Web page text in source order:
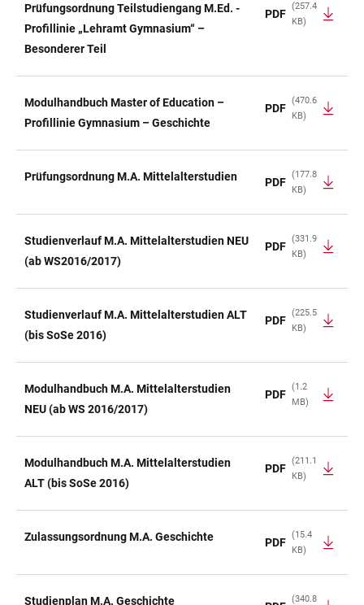
Prüfungsordnung Teilstudiengang M.Ed. -
Profillinie „Lehramt Gymnasium“ –
Besonderer Teil
PDF
(257.4
KB)
Modulhandbuch Master of Education –
Profillinie Gymnasium – Geschichte
PDF
(470.6
KB)
Prüfungsordnung M.A. Mittelalterstudien PDF
(177.8
KB)
Studienverlauf M.A. Mittelalterstudien NEU
(ab WS2016/2017)
PDF
(331.9
KB)
Studienverlauf M.A. Mittelalterstudien ALT
(bis SoSe 2016)
PDF
(225.5
KB)
Modulhandbuch M.A. Mittelalterstudien
NEU (ab WS 2016/2017)
PDF
(1.2
MB)
Modulhandbuch M.A. Mittelalterstudien
ALT (bis SoSe 2016)
PDF
(211.1
KB)
Zulassungsordnung M.A. Geschichte PDF
(15.4
KB)
Studienplan M.A. Geschichte
(340.8